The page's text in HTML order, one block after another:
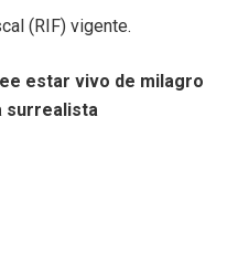
(RIF) vigente.
estar vivo de milagro
surrealista